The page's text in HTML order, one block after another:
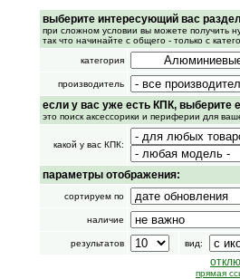
выберите интересующий вас
при сложном условии вы можете получить
так что начинайте с общего - только с
категория
производитель
если у вас уже есть КПК, выберите
это поиск аксессорики и периферии для
какой у вас КПК:
параметры отображения:
сортируем по
наличие
результатов вид:
прямая